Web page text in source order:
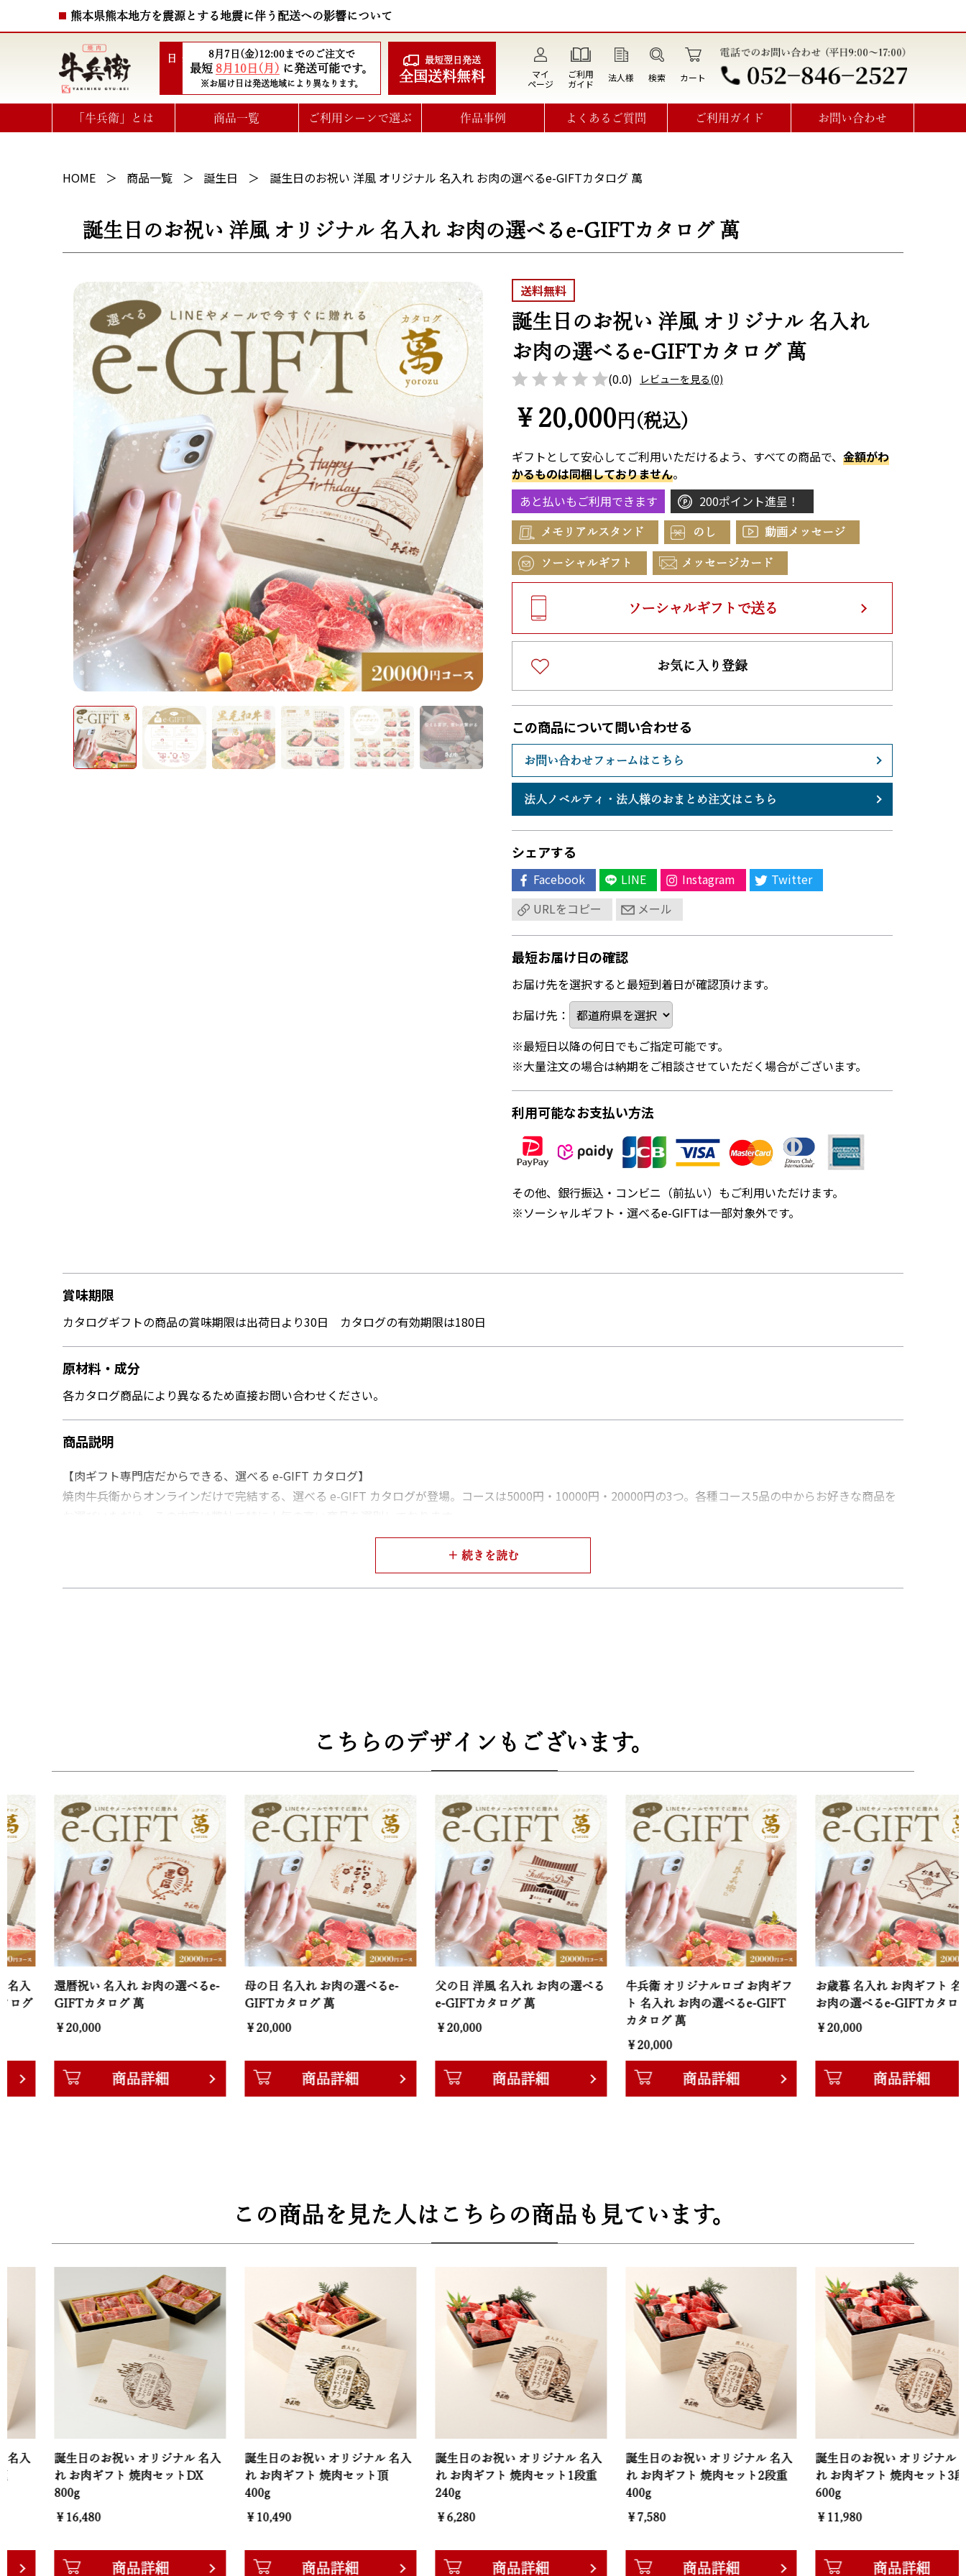
熊本県熊本地方を震源とする地震に伴う配送への影響について
配送日 8月7日(金)12:00までのご注文で
最短 8月10日(月) に発送可能です。
※お届け日は発送地域により異なります。
最短翌日発送
全国送料無料
マイ
ページ
ご利用
ガイド
法人様 検索 カート
「牛兵衛」とは 商品一覧 ご利用シーンで選ぶ 作品事例 よくあるご質問 ご利用ガイド お問い合わせ
HOME 商品一覧 誕生日 誕生日のお祝い 洋風 オリジナル 名入れ お肉の選べるe-GIFTカタログ 萬
誕生日のお祝い 洋風 オリジナル 名入れ お肉の選べるe-GIFTカタログ 萬
送料無料
誕生日のお祝い 洋風 オリジナル 名入れ
お肉の選べるe-GIFTカタログ 萬
(0.0) レビューを見る(0)
￥20,000 円(税込)
ギフトとして安心してご利用いただけるよう、すべての商品で、 金額がわ
かるものは同梱しておりません。
あと払いもご利用できます
200ポイント進呈！
メモリアルスタンド のし 動画メッセージ
ソーシャルギフト メッセージカード
ソーシャルギフトで送る
お気に入り登録
この商品について問い合わせる
お問い合わせフォームはこちら
法人ノベルティ・ 法人様のおまとめ注文はこちら
シェアする
Facebook LINE Instagram
Twitter
URLをコピー
メール
最短お届け日の確認
お届け先を選択すると最短到着日が確認頂けます。
お届け先：
※最短日以降の何日でもご指定可能です。
※大量注文の場合は納期をご相談させていただく場合がございます。
利用可能なお支払い方法
その他、銀行振込・コンビニ（前払い）もご利用いただけます。
※ソーシャルギフト・選べるe-GIFTは一部対象外です。
賞味期限
カタログギフトの商品の賞味期限は出荷日より30日 カタログの有効期限は180日
原材料・成分
各カタログ商品により異なるため直接お問い合わせください。
商品説明
【肉ギフト専門店だからできる、選べる e-GIFT カタログ】
焼肉牛兵衛からオンラインだけで完結する、選べる e-GIFT カタログが登場。コースは5000円・10000円・20000円の3つ。各種コース5品の中からお好きな商品を
ーグ（160g×6個）、黒毛和牛サーロインステーキ（200g×2枚）
・20000円【萬】
黒毛和牛焼肉セット頂（400g）＆黒毛和牛ハンバーグ（160g×4個）、黒毛和牛肩ロースすき焼き肉（800g）、黒毛和牛サーロインステーキ（200g×4枚）、黒毛
和牛ヒレステーキ（140g×4枚）、黒毛和牛バラすき焼き肉1,200g
■配送：お品物冷凍
こちらのデザインもございます。
還暦祝い 名入れ お肉の選べるe-
GIFTカタログ 萬
￥20,000
商品詳細
母の日 名入れ お肉の選べるe-
GIFTカタログ 萬
￥20,000
商品詳細
父の日 洋風 名入れ お肉の選べる
e-GIFTカタログ 萬
￥20,000
商品詳細
牛兵衛 オリジナルロゴ お肉ギフ
ト 名入れ お肉の選べるe-GIFT
カタログ 萬
￥20,000
商品詳細
お歳暮 名入れ お肉ギフト 名入れ
お肉の選べるe-GIFTカタログ 萬
￥20,000
商品詳細
この商品を見た人はこちらの商品も見ています。
誕生日のお祝い オリジナル 名入
れ お肉ギフト 焼肉セットDX
￥16,480
商品詳細
誕生日のお祝い オリジナル 名入
れ お肉ギフト 焼肉セット頂
￥10,490
商品詳細
誕生日のお祝い オリジナル 名入
れ お肉ギフト 焼肉セット1段重
商品詳細
誕生日のお祝い オリジナル 名入
れ お肉ギフト 焼肉セット2段重
商品詳細
誕生日のお祝い オリジナル 名入
れ お肉ギフト 焼肉セット3段重
￥11,980
商品詳細